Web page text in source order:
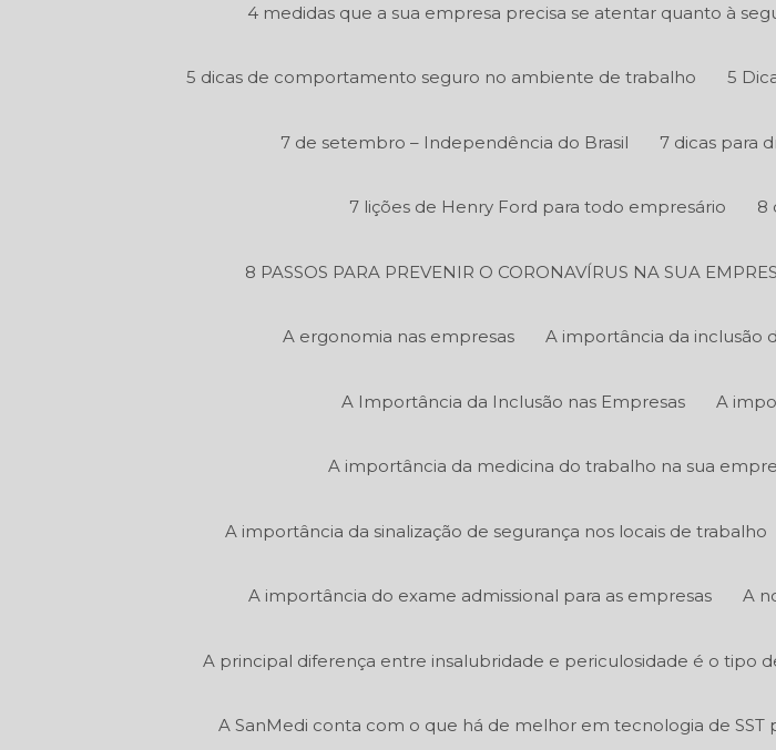
4 medidas que a sua empresa precisa se atentar quanto à
5 dicas de comportamento seguro no ambiente de trabalho 5
7 de setembro – Independência do Brasil 7 dicas para
7 lições de Henry Ford para todo empresário 8
8 PASSOS PARA PREVENIR O CORONAVÍRUS NA SUA
A ergonomia nas empresas A importância da inclusão
A Importância da Inclusão nas Empresas A
A importância da medicina do trabalho na sua
A importância da sinalização de segurança nos locais de trabalho
A importância do exame admissional para as empresas A
A principal diferença entre insalubridade e periculosidade é o tipo
A SanMedi conta com o que há de melhor em tecnologia de SST